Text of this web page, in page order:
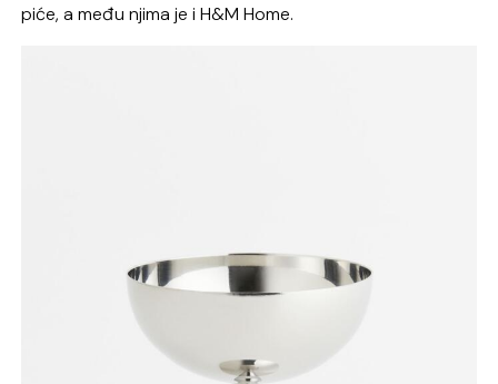
piće, a među njima je i H&M Home.